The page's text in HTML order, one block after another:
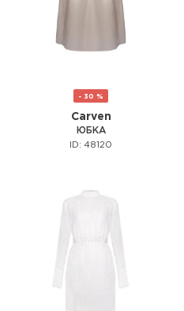
- 30 %
Carven
ЮБКА
ID: 48120